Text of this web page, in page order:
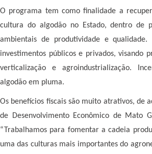
O programa tem como finalidade a
cultura do algodão no Estado, dentro de
ambientais de produtividade e
investimentos públicos e privados, visando
verticalização e agroindustrialização.
algodão em pluma.
Os benefícios fiscais são muito atrativos, de
de Desenvolvimento Econômico de Mato
“Trabalhamos para fomentar a cadeia
uma das culturas mais importantes do